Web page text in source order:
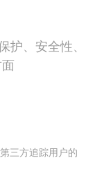
、安全性、
三方追踪用户的